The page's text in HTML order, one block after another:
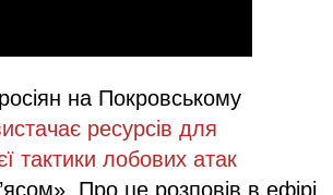
на Покровському
ресурсів для
тактики лобових атак
Про це розповів в ефірі